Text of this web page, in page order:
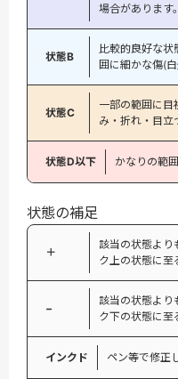
場合があります。
状態B
比較的良好な状
囲に細かな傷(
状態C
一部の範囲に目
み・折れ・目立
状態D以下 かなりの範
状態の補足
＋
該当の状態より
ク上の状態に至
−
該当の状態より
ク下の状態に至
インクド ペン等で修正